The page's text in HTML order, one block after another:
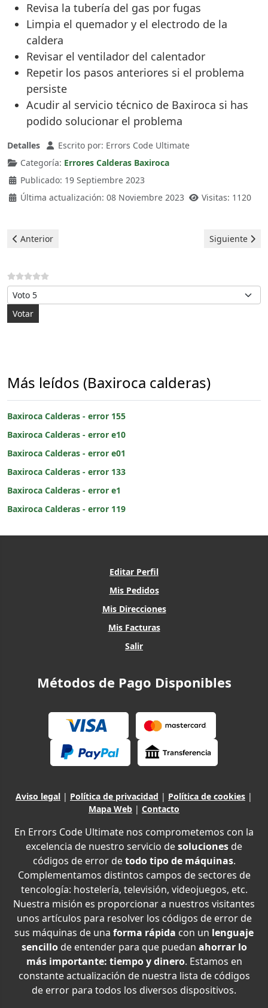
Revisa la tubería del gas por fugas
Limpia el quemador y el electrodo de la
caldera
Revisar el ventilador del calentador
Repetir los pasos anteriores si el problema
persiste
Acudir al servicio técnico de Baxiroca si has
podido solucionar el problema
Detalles Escrito por: Errors Code Ultimate
Categoría: Errores Calderas Baxiroca
Publicado: 19 Septiembre 2023
Última actualización: 08 Noviembre 2023
Visitas: 1120
Artículo anterior: Baxiroca Calderas - error 155
Anterior Artículo
Siguiente
Por favor, vote
Más leídos (Baxiroca calderas)
Baxiroca Calderas - error 155
Baxiroca Calderas - error e10
Baxiroca Calderas - error e01
Baxiroca Calderas - error 133
Baxiroca Calderas - error e1
Baxiroca Calderas - error 119
Editar Perfil
Mis Pedidos
Mis Direcciones
Mis Facturas
Salir
Métodos de Pago Disponibles
Aviso legal | Política de privacidad | Política de cookies |
Mapa Web | Contacto
En Errors Code Ultimate nos comprometemos con la
excelencia de nuestro servicio desoluciones de
códigos de error detodo tipo de máquinas.
Complementamos distintos campos de sectores de
tencología: hostelería, televisión, videojuegos, etc.
Nuestra misión es proporcionar a nuestros visitantes
unos artículos para resolver los códigos de error de
sus máquinas de una forma rápida con un lenguaje
sencillode entender para que puedan ahorrar lo
más importante: tiempo y dinero. Estamos en
constante actualización de nuestra lista de códigos
de error para todos los diversos dispositivos.